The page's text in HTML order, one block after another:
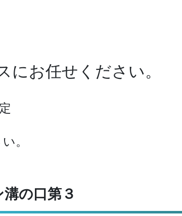
お任せください。
。
の口第３